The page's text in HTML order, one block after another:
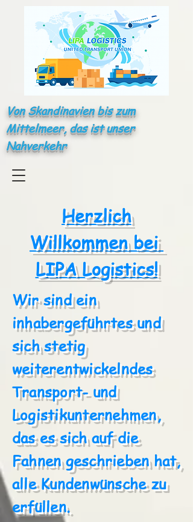
Von Skandinavien bis zum
Mittelmeer, das ist unser
Nahverkehr
Herzlich
Willkommen bei
LIPA Logistics!
Wir sind ein
inhabergeführtes und
sich stetig
weiterentwickelndes
Transport- und
Logistikunternehmen,
das es sich auf die
Fahnen geschrieben hat,
alle Kundenwünsche zu
erfüllen.